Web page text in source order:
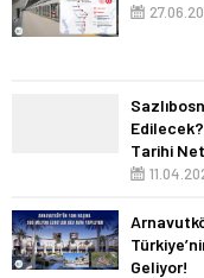
Tarihi
Geliyor!